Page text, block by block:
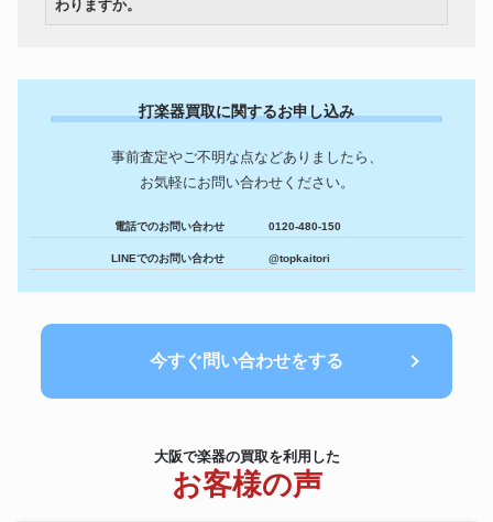
わりますか。
打楽器買取に関するお申し込み
事前査定やご不明な点などありましたら、
お気軽にお問い合わせください。
電話でのお問い合わせ 0120-480-150
LINEでのお問い合わせ @topkaitori
今すぐ問い合わせをする
大阪で楽器の買取を利用した
お客様の声